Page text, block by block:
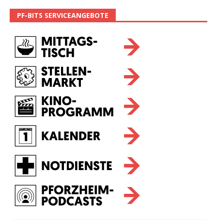
PF-BITS SERVICEANGEBOTE